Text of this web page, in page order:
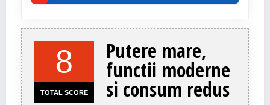
8
TOTAL SCORE
Putere mare,
functii moderne
si consum redus